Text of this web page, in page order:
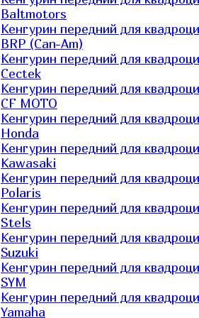
Baltmotors
Кенгурин передний для
BRP (Can-Am)
Кенгурин передний для
Cectek
Кенгурин передний для
CF MOTO
Кенгурин передний для
Honda
Кенгурин передний для
Kawasaki
Кенгурин передний для
Polaris
Кенгурин передний для
Stels
Кенгурин передний для
Suzuki
Кенгурин передний для
SYM
Кенгурин передний для
Yamaha